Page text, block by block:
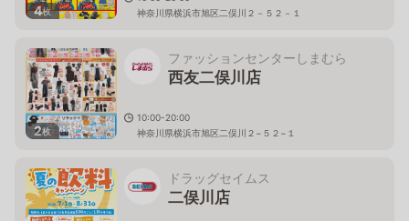
4枚
神奈川県横浜市旭区二俣川２－５２－１
2枚
ファッションセンターしまむら
西友二俣川店
10:00-20:00
神奈川県横浜市旭区二俣川２−５２−１
ドラッグセイムス
二俣川店